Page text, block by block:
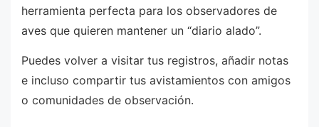
herramienta perfecta para los observadores de
aves que quieren mantener un “diario alado”.
Puedes volver a visitar tus registros, añadir notas
e incluso compartir tus avistamientos con amigos
o comunidades de observación.